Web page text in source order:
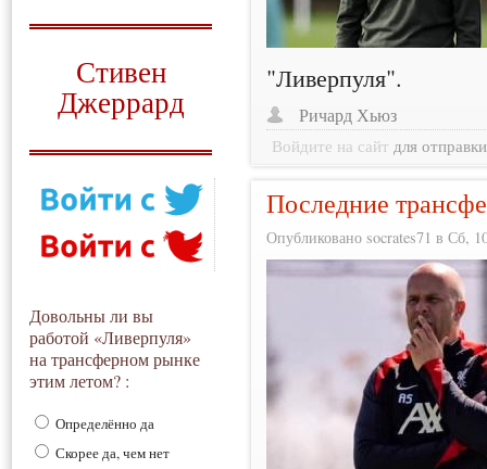
Стивен
Джеррард
Довольны ли вы
работой «Ливерпуля»
на трансферном рынке
этим летом? :
Определённо да
Скорее да, чем нет
"Ливерпуля".
Ричард Хьюз
Войдите на сайт для
Последние
Опубликовано socrates71 в Сб,